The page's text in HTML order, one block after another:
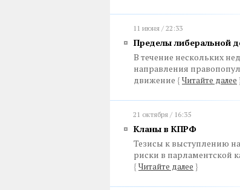
11 июня / 22:33
Пределы либеральной
В течение нескольких
направления
движение { Читайте далее
21 октября / 16:35
Кланы в КПРФ
Тезисы к выступлению
риски в парламентской
{ Читайте далее }